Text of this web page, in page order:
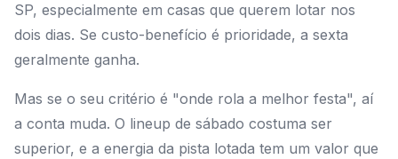
SP, especialmente em casas que querem lotar nos
dois dias. Se custo-benefício é prioridade, a sexta
geralmente ganha.
Mas se o seu critério é "onde rola a melhor festa", aí
a conta muda. O lineup de sábado costuma ser
superior, e a energia da pista lotada tem um valor que